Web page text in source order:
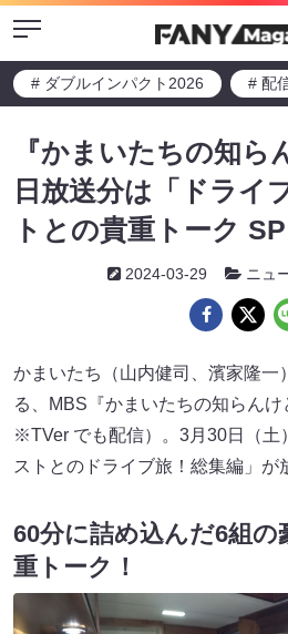
Menu
# ダブルインパクト2026 # 配
『かまいたちの知ら
日放送分は「ドライ
トとの貴重トーク SP
2024-03-29 ニュ
かまいたち（山内健司、濱家隆一
る、MBS『かまいたちの知らん
※TVer でも配信）。3月30日（土
ストとのドライブ旅！総集編」が
60分に詰め込んだ6組
重トーク！